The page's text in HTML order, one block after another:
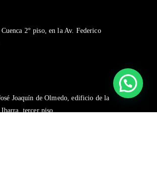
2° piso, en la Av. Federico
Joaquín de Olmedo, edificio de la
Ibarra, tercer piso.